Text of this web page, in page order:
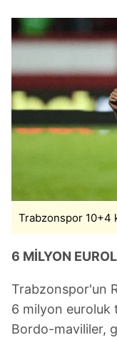
Trabzonspor 10+4
6 MİLYON
Trabzonspor'un
6 milyon euroluk
Bordo-mavililer,